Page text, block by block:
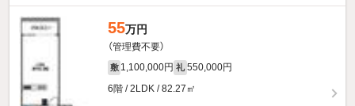
55万円
（管理費不要）
敷 1,100,000円 礼 550,000円
6階 / 2LDK / 82.27㎡